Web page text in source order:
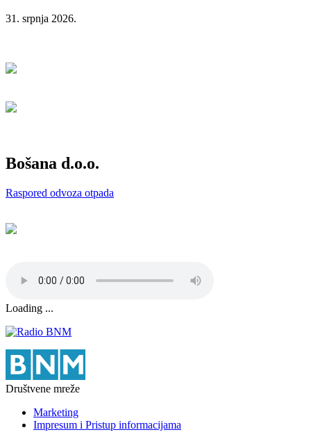
31. srpnja 2026.
Bošana d.o.o.
Raspored odvoza otpada
Loading ...
Društvene mreže
Marketing
Impresum i Pristup informacijama